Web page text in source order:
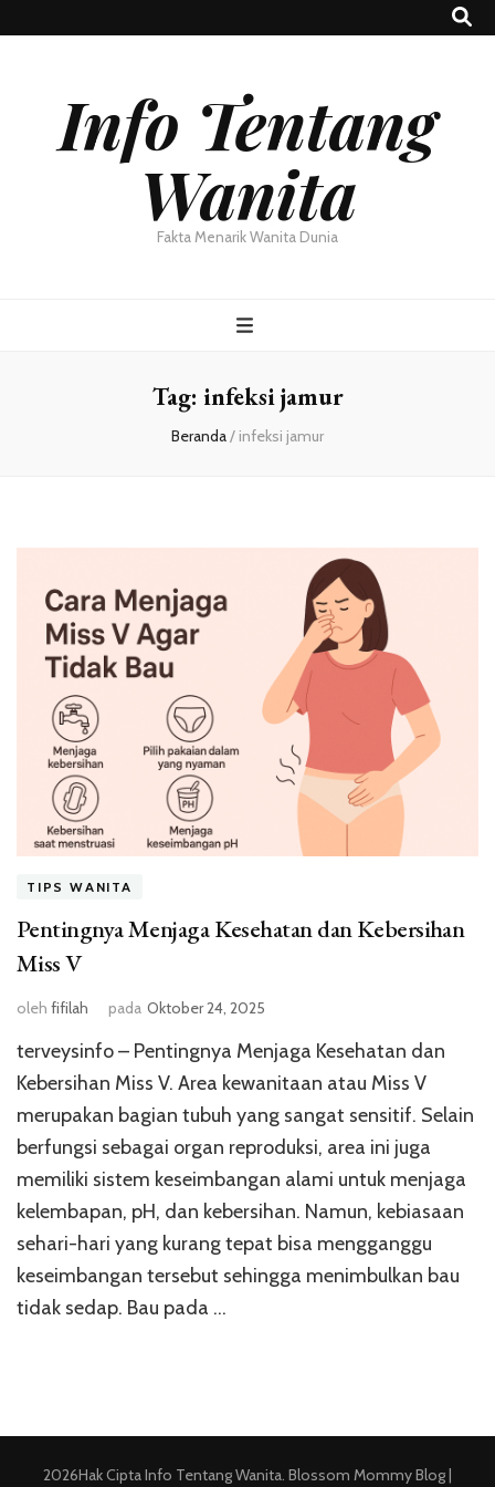
Info Tentang
Wanita
Fakta Menarik Wanita Dunia
Tag: infeksi jamur
Beranda/ infeksi jamur
TIPS WANITA
Pentingnya Menjaga Kesehatan dan Kebersihan
Miss V
oleh fifilah pada Oktober 24, 2025
terveysinfo – Pentingnya Menjaga Kesehatan dan
Kebersihan Miss V. Area kewanitaan atau Miss V
merupakan bagian tubuh yang sangat sensitif. Selain
berfungsi sebagai organ reproduksi, area ini juga
memiliki sistem keseimbangan alami untuk menjaga
kelembapan, pH, dan kebersihan. Namun, kebiasaan
sehari-hari yang kurang tepat bisa mengganggu
keseimbangan tersebut sehingga menimbulkan bau
tidak sedap. Bau pada …
2026Hak CiptaInfo Tentang Wanita. Blossom Mommy Blog |